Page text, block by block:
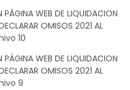
WEB DE LIQUIDACION
OMISOS 2021 AL
10
WEB DE LIQUIDACION
OMISOS 2021 AL
9